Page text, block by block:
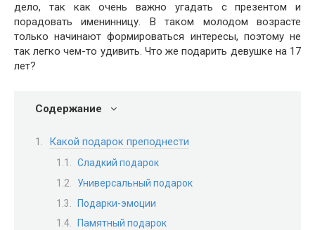
дело, так как очень важно угадать с презентом и
порадовать именинницу. В таком молодом возрасте
только начинают формироваться интересы, поэтому не
так легко чем-то удивить. Что же подарить девушке на 17
лет?
Содержание
Какой подарок преподнести
Сладкий подарок
Универсальный подарок
Подарки-эмоции
Памятный подарок